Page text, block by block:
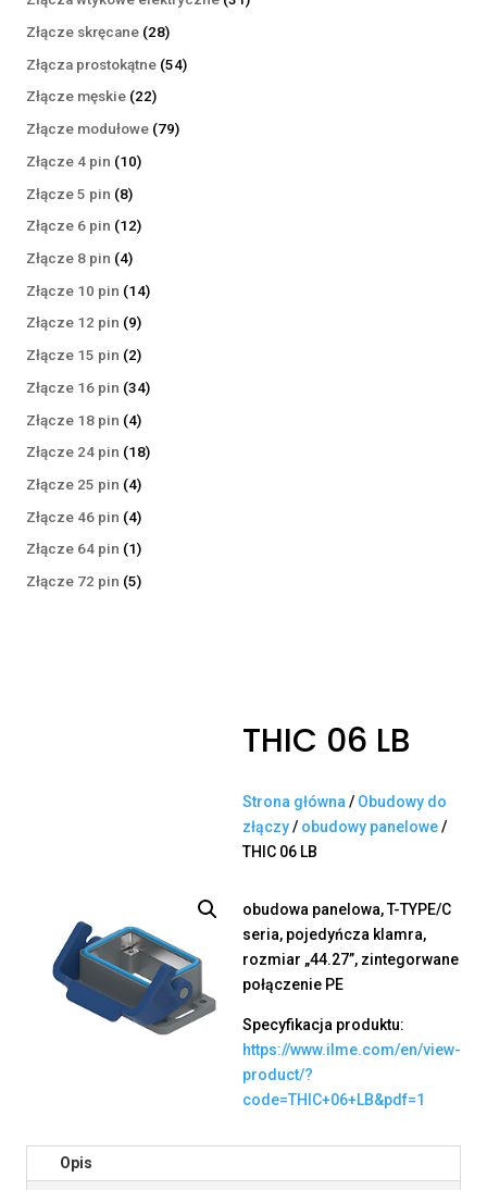
Złącze skręcane 2828
produktów
Złącza prostokątne 5454
Złącze męskie 2222
produkty
Złącze modułowe 7979
Złącze 4 pin 1010
Złącze 5 pin 88
produktów
Złącze 6 pin 1212
Złącze 8 pin 44
produkty
Złącze 10 pin 1414
Złącze 12 pin 99
produktów
Złącze 15 pin 22
produkty
Złącze 16 pin 3434
Złącze 18 pin 44
produkty
Złącze 24 pin 1818
Złącze 25 pin 44
produkty
Złącze 46 pin 44
produkty
Złącze 64 pin 11
produkt
Złącze 72 pin 55
THIC 06 LB
Strona główna / Obudowy do
złączy/ obudowy panelowe/
THIC 06 LB
obudowa panelowa, T-TYPE/C
seria, pojedyńcza klamra,
rozmiar „44.27”, zintegorwane
połączenie PE
Specyfikacja produktu:
https://www.ilme.com/en/view-
product/?
code=THIC+06+LB&pdf=1
Opis